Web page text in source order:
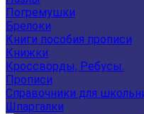
Погремушки
Брелоки
Книги пособия прописи
Книжки
Кроссворды, Ребусы.
Прописи
Справочники для
Шпаргалки